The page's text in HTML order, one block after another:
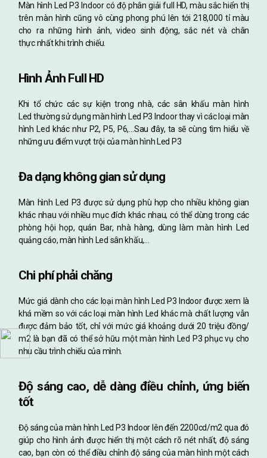
Màn hình Led P3 Indoor có độ phân giải full HD, màu sắc hiển thị
trên màn hình cũng vô cùng phong phú lên tới 218,000 tỉ màu
cho ra những hình ảnh, video sinh động, sắc nét và chân
thực nhất khi trình chiếu.
Hình Ảnh Full HD
Khi tổ chức các sự kiện trong nhà, các sân khấu màn hình
Led thường sử dụng màn hình Led P3 Indoor thay vì các loại màn
hình Led khác như P2, P5, P6,…Sau đây, ta sẽ cùng tìm hiểu về
những ưu điểm vượt trội của màn hình Led P3
Đa dạng không gian sử dụng
Màn hình Led P3 được sử dụng phù hợp cho nhiều không gian
khác nhau với nhiều mục đích khác nhau, có thể dùng trong các
phòng hội họp, quán Bar, nhà hàng, dùng làm màn hình Led
quảng cáo, màn hình Led sân khấu,…
Chi phí phải chăng
Mức giá dành cho các loại màn hình Led P3 Indoor được xem là
khá mềm so với các loại màn hình Led khác mà chất lượng vẫn
được đảm bảo tốt, chỉ với mức giá khoảng dưới 20 triệu đồng/
m2 là bạn đã có thể sở hữu một màn hình Led P3 phục vụ cho
nhu cầu trình chiếu của mình.
Độ sáng cao, dễ dàng điều chỉnh, ứng biến
tốt
Độ sáng của màn hình Led P3 Indoor lên đến 2200cd/m2 qua đó
giúp cho hình ảnh được hiển thị một cách rõ nét nhất, độ sáng
cao, bạn còn có thể điều chỉnh độ sáng của màn hình một cách